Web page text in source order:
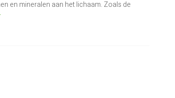
en mineralen aan het lichaam. Zoals de